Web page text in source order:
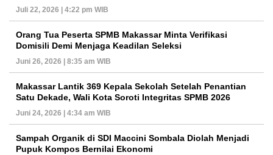
Juli 22, 2026 | 4:22 pm WIB
Orang Tua Peserta SPMB Makassar Minta Verifikasi
Domisili Demi Menjaga Keadilan Seleksi
Juni 26, 2026 | 8:35 am WIB
Makassar Lantik 369 Kepala Sekolah Setelah Penantian
Satu Dekade, Wali Kota Soroti Integritas SPMB 2026
Juni 24, 2026 | 4:34 am WIB
Sampah Organik di SDI Maccini Sombala Diolah Menjadi
Pupuk Kompos Bernilai Ekonomi